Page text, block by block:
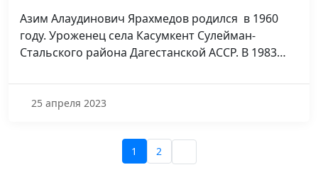
Азим Алаудинович Ярахмедов родился в 1960
году. Уроженец села Касумкент Сулейман-
Стальского района Дагестанской АССР. В 1983…
25 апреля 2023
1 2